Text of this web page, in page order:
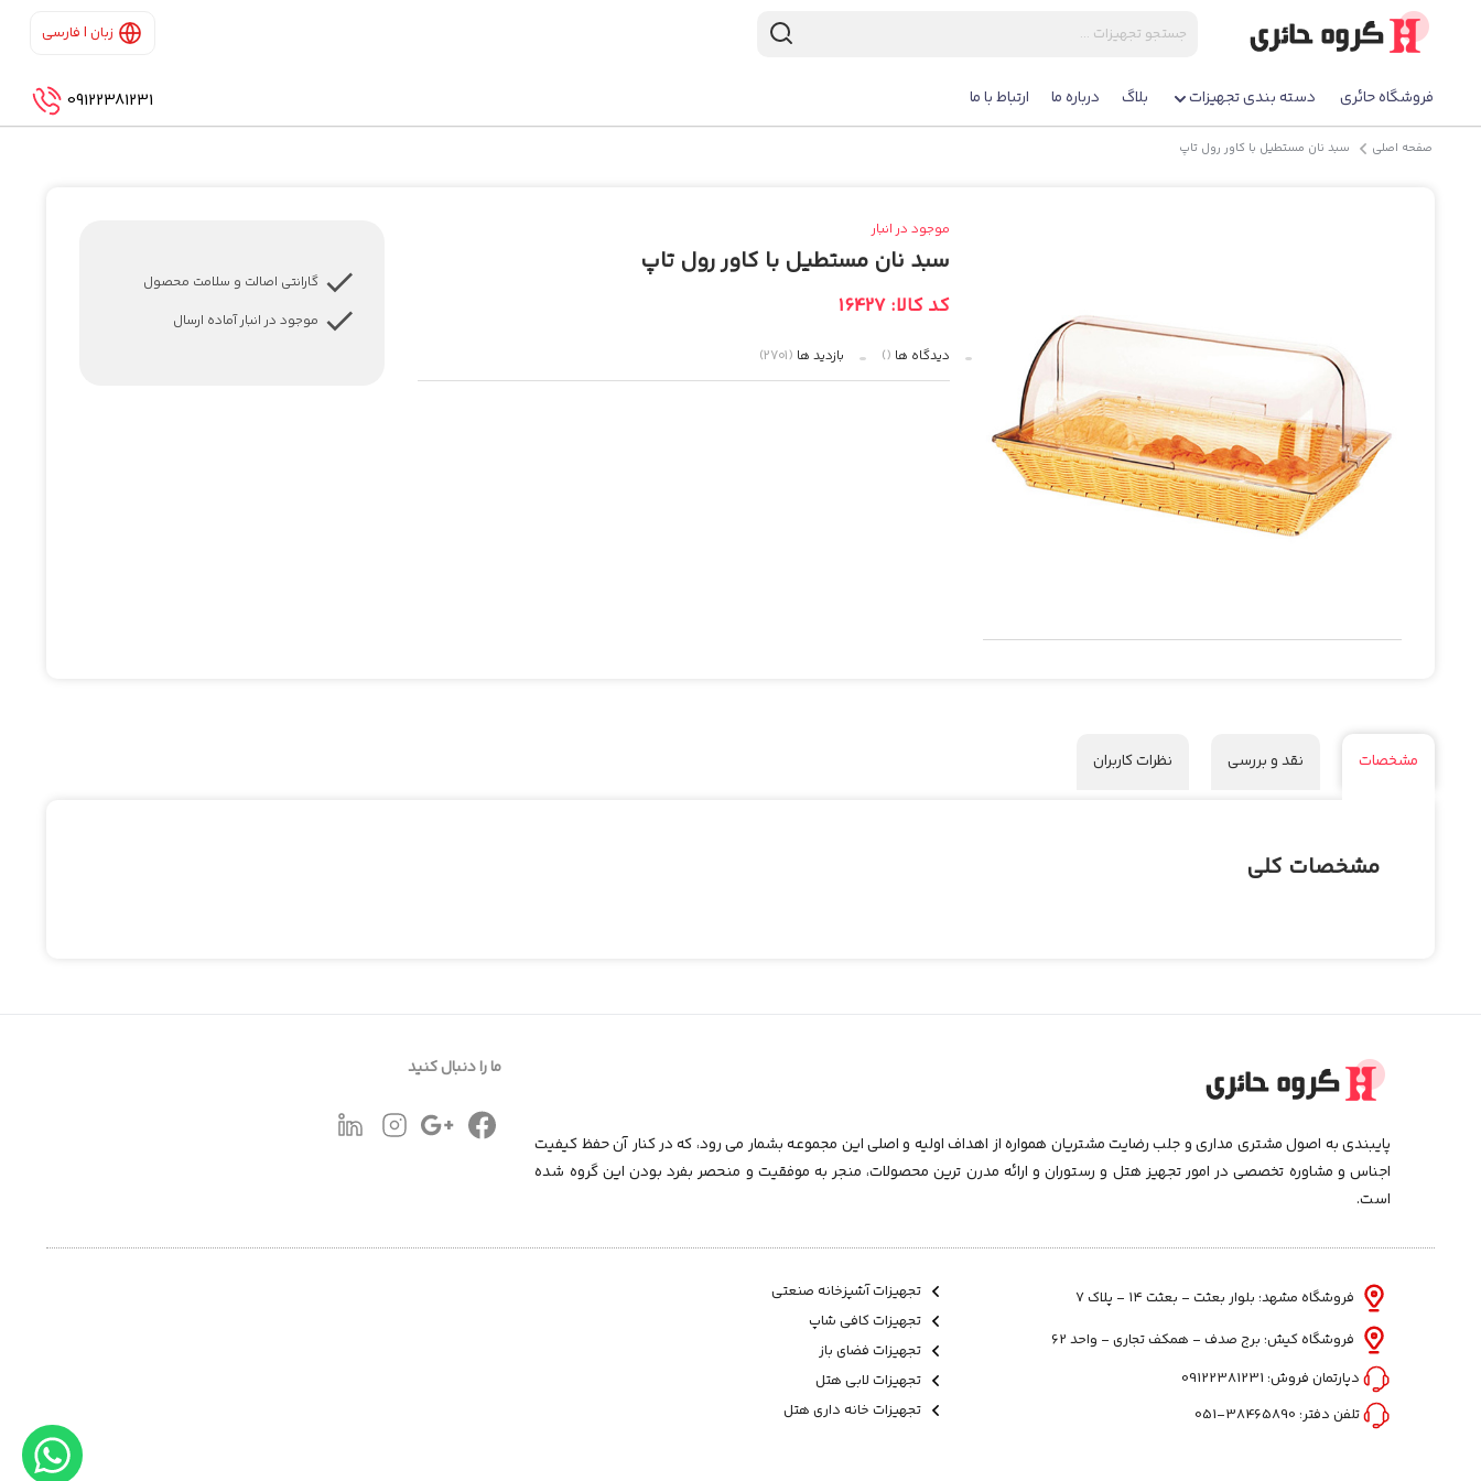
زبان | فارسی
فروشگاه حائری دسته بندی تجهیزات بلاگ درباره ما ارتباط با ما 09122381231
صفحه اصلی سبد نان مستطیل با کاور رول تاپ
موجود در انبار
سبد نان مستطیل با کاور رول تاپ
کد کالا: 16427
دیدگاه ها () بازدید ها (2701)
گارانتی اصالت و سلامت محصول
موجود در انبار آماده ارسال
مشخصات نقد و بررسی نظرات کاربران
مشخصات کلی
پایبندی به اصول مشتری مداری و جلب رضایت مشتریان همواره از اهداف اولیه و اصلی این مجموعـه بشمار می رود، که در کنار آن حفظ کیفیت
اجناس و مشاوره تخصصی در امور تجهیز هتل و رستوران و ارائه مدرن ترین محصولات، منجر به موفقیت و منحصر بفرد بودن این گروه شده
است.
ما را دنبال کنید
فروشگاه مشهد: بلوار بعثت - بعثت ۱۴ - پلاک ۷
فروشگاه کیش: برج صدف - همکف تجاری - واحد 62
دپارتمان فروش: 09122381231
تلفن دفتر: 38465890-051
تجهیزات آشپزخانه صنعتی
تجهیزات کافی شاپ
تجهیزات فضای باز
تجهیزات لابی هتل
تجهیزات خانه داری هتل